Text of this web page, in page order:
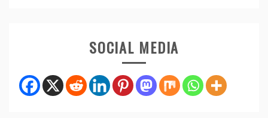
SOCIAL MEDIA